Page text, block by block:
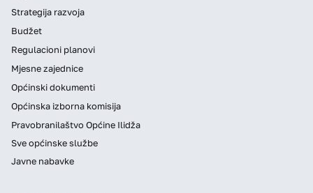
Strategija razvoja
Budžet
Regulacioni planovi
Mjesne zajednice
Općinski dokumenti
Općinska izborna komisija
Pravobranilaštvo Općine Ilidža
Sve općinske službe
Javne nabavke